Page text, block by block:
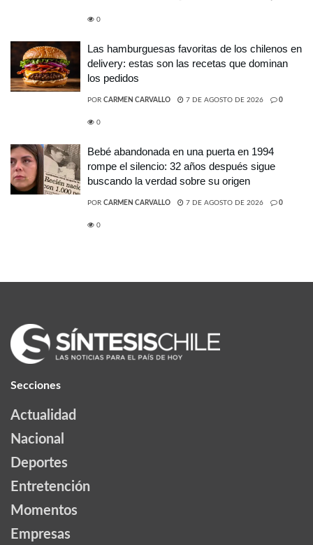
0
Las hamburguesas favoritas de los chilenos en
delivery: estas son las recetas que dominan
los pedidos
POR CARMEN CARVALLO 7 DE AGOSTO DE 2026 0
0
Bebé abandonada en una puerta en 1994
rompe el silencio: 32 años después sigue
buscando la verdad sobre su origen
POR CARMEN CARVALLO 7 DE AGOSTO DE 2026 0
0
Secciones
Actualidad
Nacional
Deportes
Entretención
Momentos
Empresas